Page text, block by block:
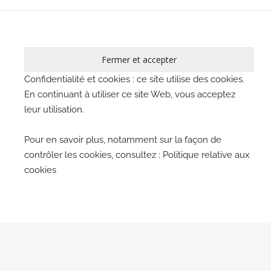
Confidentialité et cookies : ce site utilise des cookies.
En continuant à utiliser ce site Web, vous acceptez
leur utilisation.
Pour en savoir plus, notamment sur la façon de
contrôler les cookies, consultez : Politique relative aux
cookies